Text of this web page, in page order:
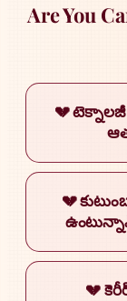
Are You
💔
💔
💔